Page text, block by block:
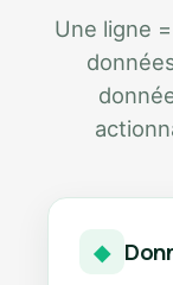
Une ligne
◆